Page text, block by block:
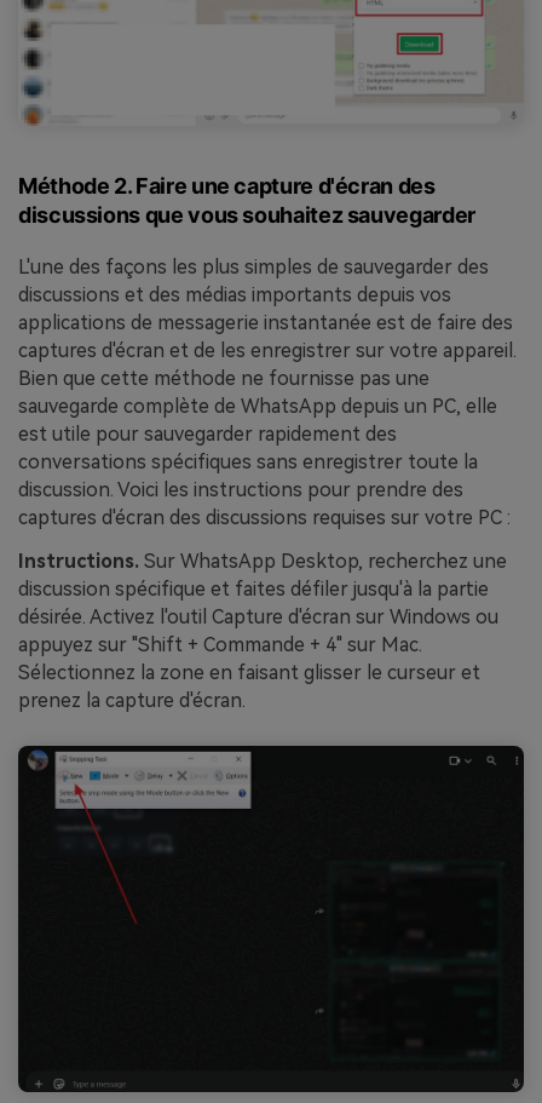
Méthode 2. Faire une capture d'écran des
discussions que vous souhaitez sauvegarder
L'une des façons les plus simples de sauvegarder des
discussions et des médias importants depuis vos
applications de messagerie instantanée est de faire des
captures d'écran et de les enregistrer sur votre appareil.
Bien que cette méthode ne fournisse pas une
sauvegarde complète de WhatsApp depuis un PC, elle
est utile pour sauvegarder rapidement des
conversations spécifiques sans enregistrer toute la
discussion. Voici les instructions pour prendre des
captures d'écran des discussions requises sur votre PC :
Instructions. Sur WhatsApp Desktop, recherchez une
discussion spécifique et faites défiler jusqu'à la partie
désirée. Activez l'outil Capture d'écran sur Windows ou
appuyez sur "Shift + Commande + 4" sur Mac.
Sélectionnez la zone en faisant glisser le curseur et
prenez la capture d'écran.